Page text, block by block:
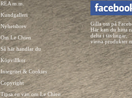
REA m.m.
Kundgalleri
Nyhetsbrev
Om Le Chien
Så här handlar du
Köpvillkor
Integritet & Cookies
Copyright
Tipsa en vän om Le Chien
Gilla oss på
Här kan du hitta
delta i tävlingar,
vinna produkter